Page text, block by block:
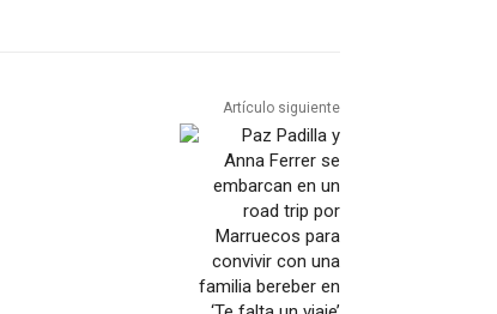
Artículo siguiente